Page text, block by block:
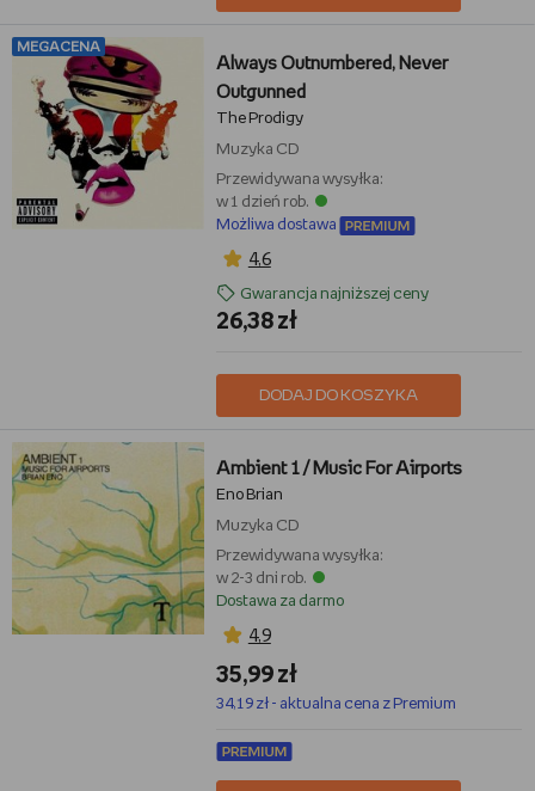
MEGACENA
Always Outnumbered, Never
Outgunned
The Prodigy
Muzyka CD
Przewidywana wysyłka:
w 1 dzień rob.
Możliwa dostawa
4,6
Gwarancja najniższej ceny
26,38 zł
DODAJ DO KOSZYKA
Ambient 1 / Music For Airports
Eno Brian
Muzyka CD
Przewidywana wysyłka:
w 2-3 dni rob.
Dostawa za darmo
4,9
35,99 zł
34,19 zł - aktualna cena z Premium